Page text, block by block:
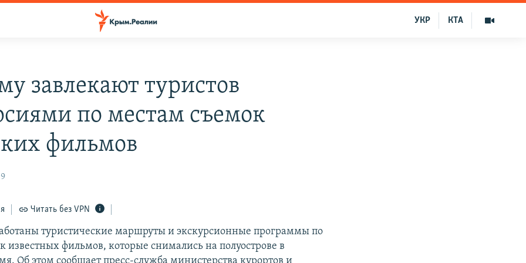
КТА
УКР
завлекают туристов
по местам съемок
фильмов
Читать без VPN
туристические маршруты и экскурсионные программы по
известных фильмов, которые снимались на полуострове в